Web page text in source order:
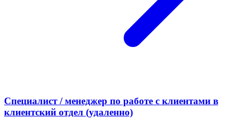
Специалист / менеджер по работе с клиентами в
клиентский отдел (удаленно)